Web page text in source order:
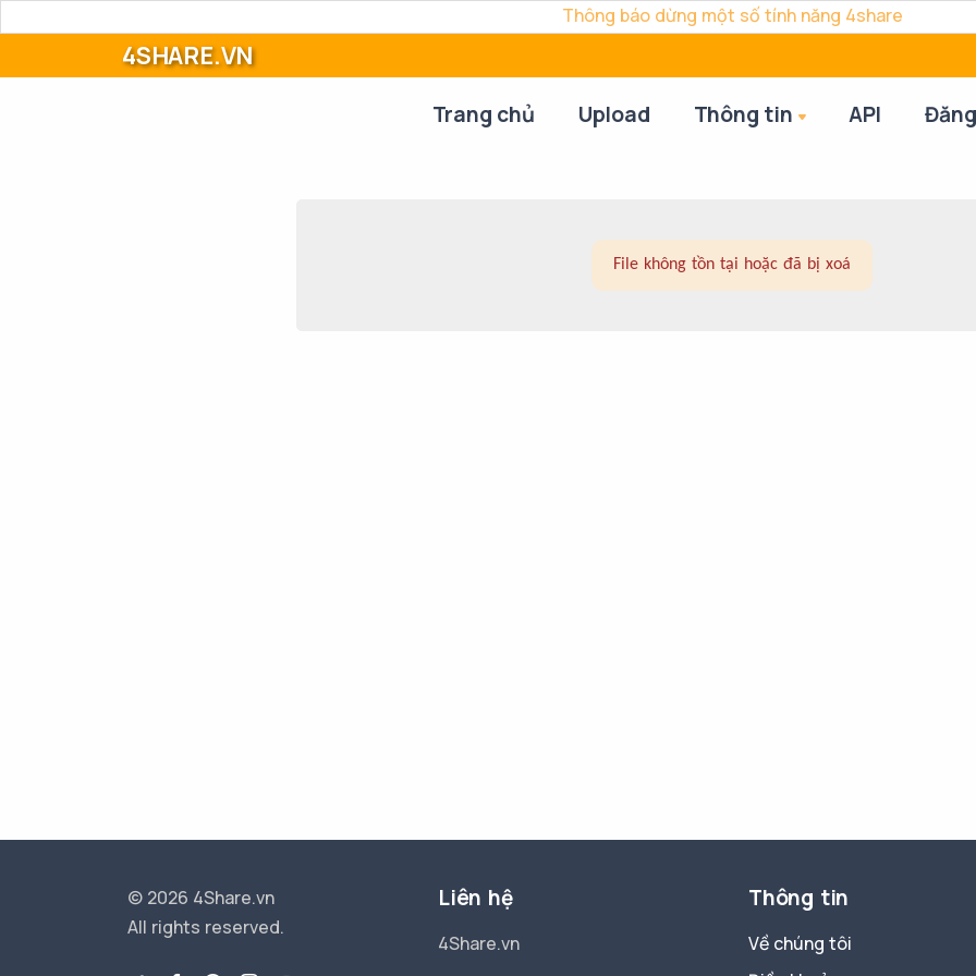
Thông báo dừng một số tính năng 4share
4SHARE.VN
Trang chủ Upload Thông tin API
File không tồn tại hoặc đã bị xoá
© 2026 4Share.vn
All rights reserved.
Liên hệ
4Share.vn
Thông tin
Về chúng tôi